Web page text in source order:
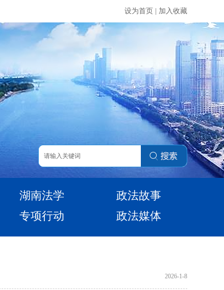
设为首页 加入收藏
湖南法学
政法故事
专项行动 政法媒体
2026-1-8